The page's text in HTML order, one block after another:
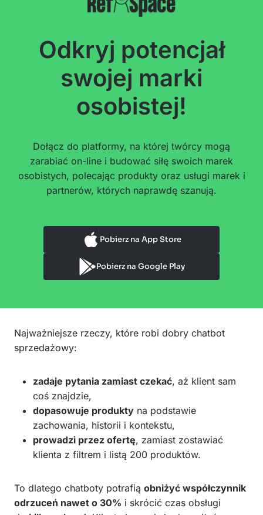
Odkryj potencjał
swojej marki
osobistej!
Dołącz do platformy, na której twórcy mogą
zarabiać on-line i budować siłę swoich marek
osobistych, polecając produkty oraz usługi marek i
partnerów, których naprawdę szanują.
Pobierz na App Store
Pobierz na Google Play
Najważniejsze rzeczy, które robi dobry chatbot
sprzedażowy:
zadaje pytania zamiast czekać, aż klient sam
coś znajdzie,
dopasowuje produkty na podstawie
zachowania, historii i kontekstu,
prowadzi przez ofertę, zamiast zostawiać
klienta z filtrem i listą 200 produktów.
To dlatego chatboty potrafią obniżyć współczynnik
odrzuceń nawet o 30% i skrócić czas obsługi